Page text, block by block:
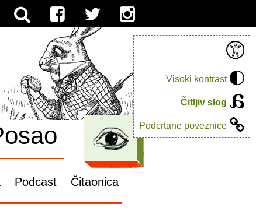
Visoki kontrast
Čitljiv slog
Podcrtane poveznice
Podcast Čitaonica